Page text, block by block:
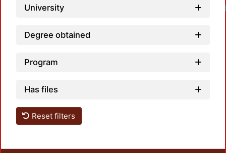
University
Degree obtained
Program
Has files
Reset filters